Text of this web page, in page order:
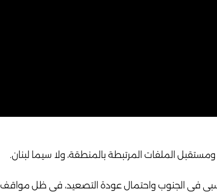
الملفات المرتبطة بالمنطقة، ولا سيما لبنان.
في الجنوب واحتمال عودة التصعيد، في ظل مواقف